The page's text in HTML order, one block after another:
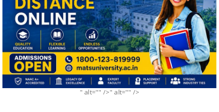
" alt="" />" alt="" />